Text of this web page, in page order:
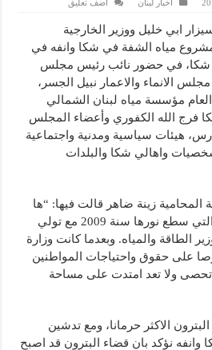
اخبار لبنان اضف تعليق
ابي خليل ووزير الخارجية
مشروع مياه الشفة في شكا وانفه في
شكا، في حضور نائب رئيس مجلس
الانماء والاعمار نبيل الجسر،
مؤسسة مياه لبنان الشمالي
فرج الله الكفوري وأعضاء المجلس
هيئات سياسية ومدنية واجتماعية
واهالي شكا والبلدات
المحامية زينة ضاهر قالت فيها: “ها
هي وزارة الطاقة والمياه، التي سطع نورها سنة 2009 مع تولي
الطاقة والمياه. وبعدما كانت وزارة
على حقوق واحتياجات المواطنين
تحصى ولا تعد امتدت على مساحة
الاكثر حرمانا، ومع تدشين
نؤكد بان قضاء البترون قد اصبح